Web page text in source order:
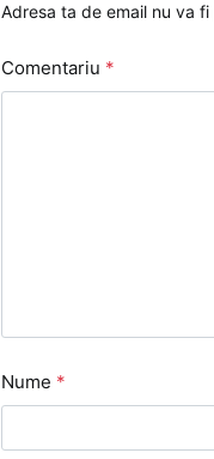
Adresa ta de email nu va
Comentariu *
Nume *